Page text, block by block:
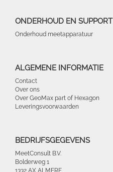
ONDERHOUD EN SUPPORT
Onderhoud meetapparatuur
ALGEMENE INFORMATIE
Contact
Over ons
Over GeoMax part of Hexagon
Leveringsvoorwaarden
BEDRIJFSGEGEVENS
MeetConsult B.V.
Bolderweg 1
1332 AX ALMERE